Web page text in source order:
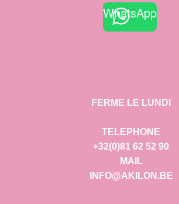
WhatsApp
FERME LE LUNDI
TELEPHONE
+32(0)81 62 52 90
MAIL
INFO@AKILON.BE